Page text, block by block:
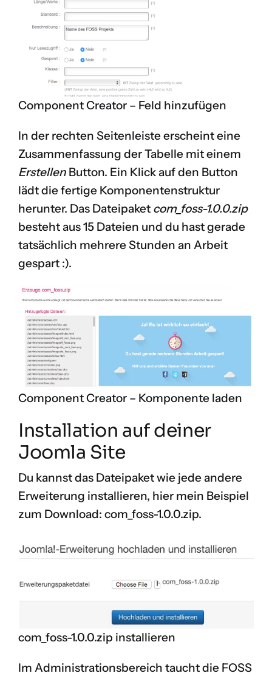
Component Creator – Feld hinzufügen
In der rechten Seitenleiste erscheint eine
Zusammenfassung der Tabelle mit einem
Erstellen Button. Ein Klick auf den Button
lädt die fertige Komponentenstruktur
herunter. Das Dateipaket com_foss-1.0.0.zip
besteht aus 15 Dateien und du hast gerade
tatsächlich mehrere Stunden an Arbeit
gespart :).
Component Creator – Komponente laden
Installation auf deiner
Joomla Site
Du kannst das Dateipaket wie jede andere
Erweiterung installieren, hier mein Beispiel
zum Download: com_foss-1.0.0.zip.
com_foss-1.0.0.zip installieren
Im Administrationsbereich taucht die FOSS